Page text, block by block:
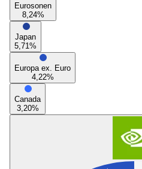
Eurosonen
8,24%
Japan
5,71%
Europa ex. Euro
4,22%
Canada
3,20%